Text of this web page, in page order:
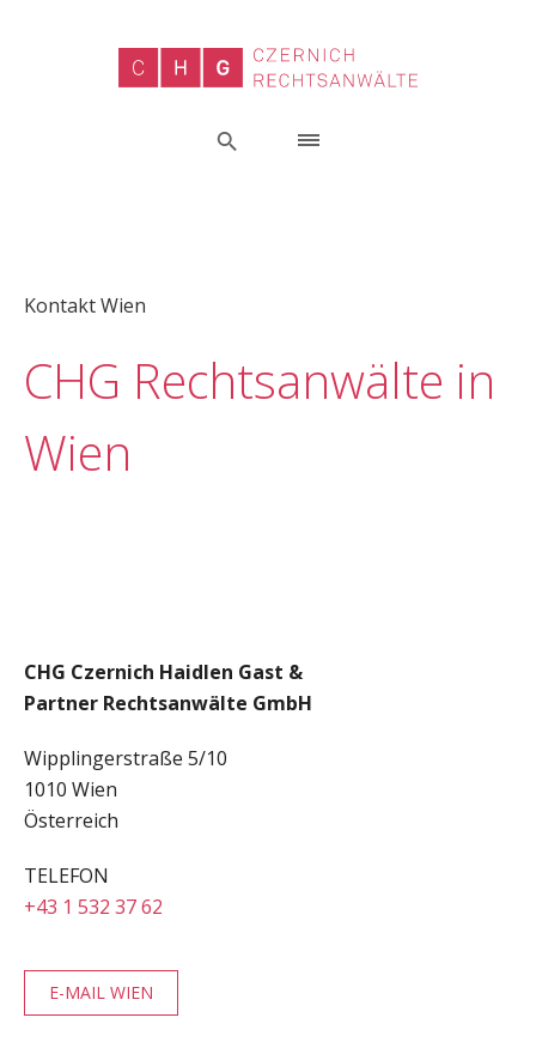
Kontakt Wien
CHG Rechtsanwälte in
Wien
CHG Czernich Haidlen Gast &
Partner Rechtsanwälte GmbH
Wipplingerstraße 5/10
1010 Wien
Österreich
TELEFON
+43 1 532 37 62
E-MAIL WIEN